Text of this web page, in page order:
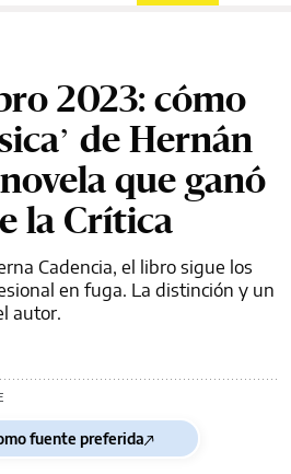
2023: cómo
de Hernán
que ganó
la Crítica
Cadencia, el libro sigue los
en fuga. La distinción y un
autor.
fuente preferida